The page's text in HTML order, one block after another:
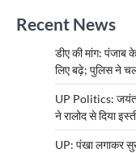
Recent News
डीए की मांग: पंजाब
लिए बढ़े; पुलिस ने
UP Politics: जयंत
ने रालोद से दिया
UP: पंखा लगाकर